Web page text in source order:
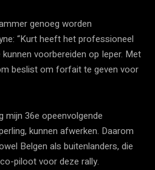
genoeg worden
“Kurt heeft het professioneel
voorbereiden op Ieper. Met
beslist om forfait te geven voor
mijn 36e opeenvolgende
kunnen afwerken. Daarom
Belgen als buitenlanders, die
piloot voor deze rally.